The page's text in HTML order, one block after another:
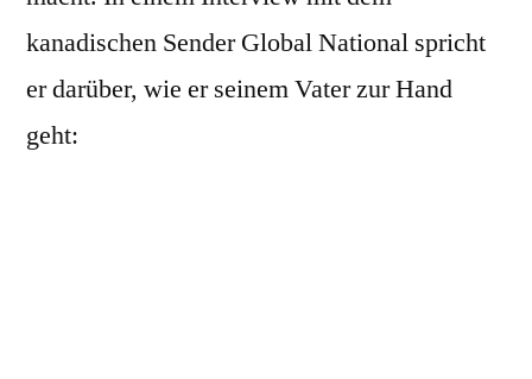
kanadischen Sender Global National spricht
er darüber, wie er seinem Vater zur Hand
geht: